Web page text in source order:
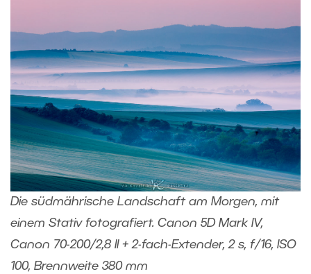
Die südmährische Landschaft am Morgen, mit
einem Stativ fotografiert. Canon 5D Mark IV,
Canon 70-200/2,8 II + 2-fach-Extender, 2 s, f/16, ISO
100, Brennweite 380 mm